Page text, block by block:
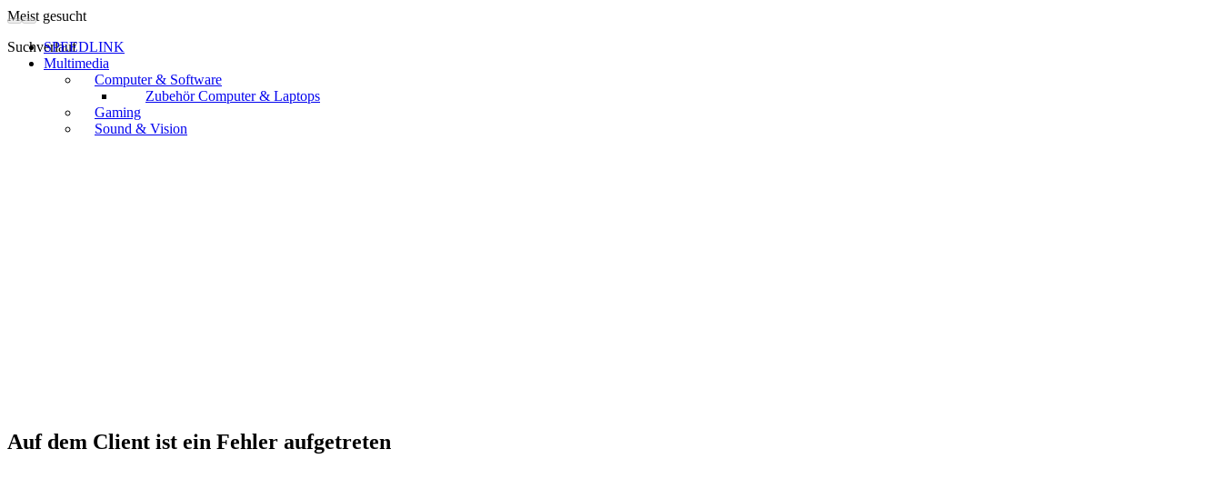
Meist gesucht
SuchverlaufSPEEDLINK
Multimedia
Computer & Software
Zubehör Computer & Laptops
Gaming
Sound & Vision
Auf dem Client ist ein Fehler aufgetreten